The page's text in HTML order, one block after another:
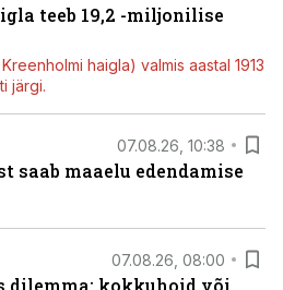
teeb 19,2 -miljonilise
haigla) valmis aastal 1913
järgi.
07.08.26, 10:38
saab maaelu edendamise
07.08.26, 08:00
dilemma: kokkuhoid või